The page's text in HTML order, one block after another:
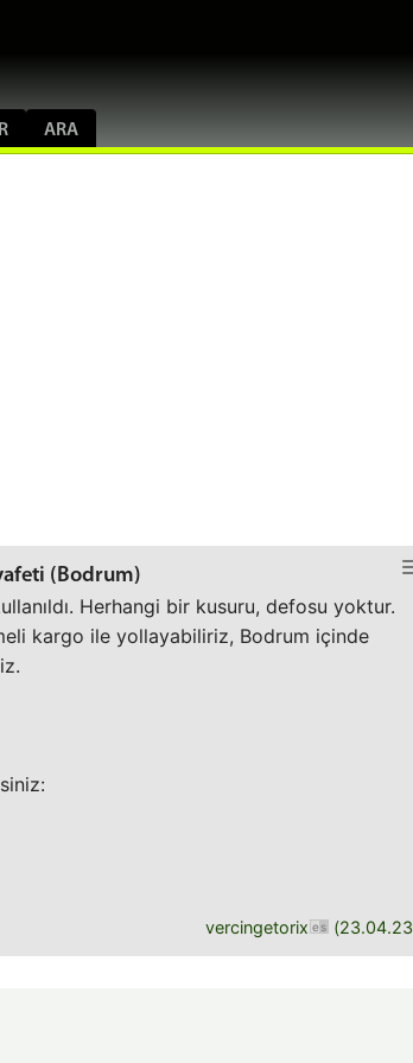
ARA
(Bodrum)
Herhangi bir kusuru, defosu yoktur.
kargo ile yollayabiliriz, Bodrum içinde
vercingetorix (23.04.23